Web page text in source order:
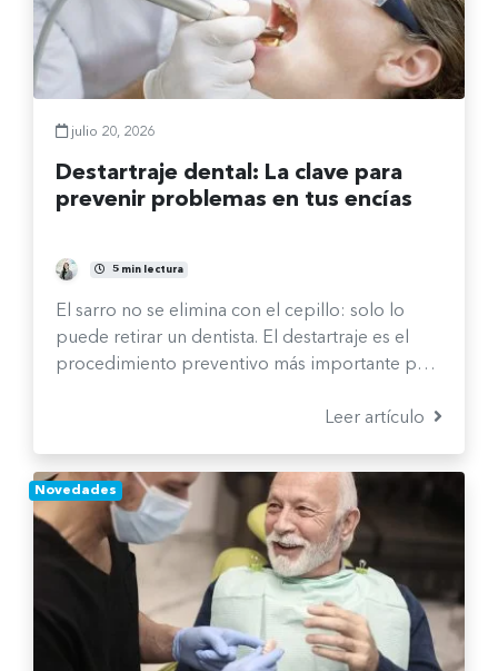
julio 20, 2026
Destartraje dental: La clave para
prevenir problemas en tus encías
Fernanda Burgos Sepúlveda
5 min lectura
El sarro no se elimina con el cepillo: solo lo
puede retirar un dentista. El destartraje es el
procedimiento preventivo más importante para
Leer artículo
Novedades